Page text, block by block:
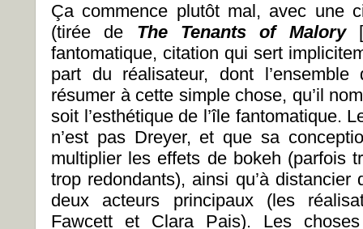
Ça commence plutôt mal, avec une
(tirée de The Tenants of Malory
fantomatique, citation qui sert
part du réalisateur, dont
résumer à cette simple chose, qu’il
soit l’esthétique de l’île fantomatique.
n’est pas Dreyer, et que sa
multiplier les effets de bokeh (parfois
trop redondants), ainsi qu’à
deux acteurs principaux (les
Fawcett et Clara Pais). Les choses